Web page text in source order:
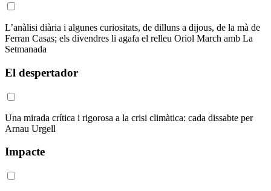
L’anàlisi diària i algunes curiositats, de dilluns a dijous, de la mà de
Ferran Casas; els divendres li agafa el relleu Oriol March amb La
Setmanada
El despertador
Una mirada crítica i rigorosa a la crisi climàtica: cada dissabte per
Arnau Urgell
Impacte